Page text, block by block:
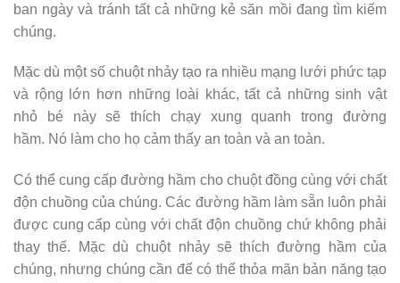
ban ngày và tránh tất cả những kẻ săn mồi đang tìm kiếm
chúng.
Mặc dù một số chuột nhảy tạo ra nhiều mạng lưới phức tạp
và rộng lớn hơn những loài khác, tất cả những sinh vật
nhỏ bé này sẽ thích chạy xung quanh trong đường
hầm. Nó làm cho họ cảm thấy an toàn và an toàn.
Có thể cung cấp đường hầm cho chuột đồng cùng với chất
độn chuồng của chúng. Các đường hầm làm sẵn luôn phải
được cung cấp cùng với chất độn chuồng chứ không phải
thay thế. Mặc dù chuột nhảy sẽ thích đường hầm của
chúng, nhưng chúng cần để có thể thỏa mãn bản năng tạo